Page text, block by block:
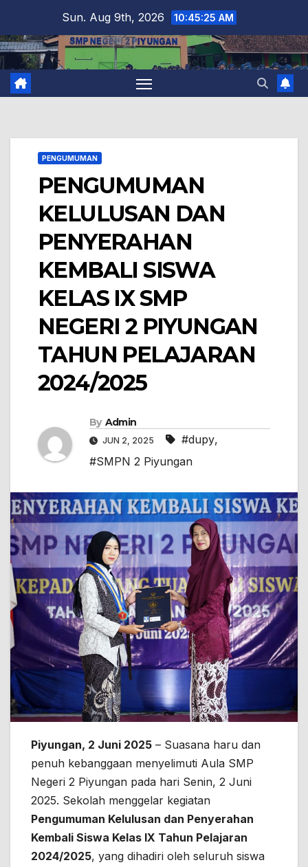
content
Sun. Aug 9th, 2026 10:45:26 AM
PENGUMUMAN
PENGUMUMAN
KELULUSAN DAN
PENYERAHAN
KEMBALI SISWA
KELAS IX SMP
NEGERI 2 PIYUNGAN
TAHUN PELAJARAN
2024/2025
By Admin
JUN 2, 2025 #dupy,
#SMPN 2 Piyungan
Piyungan, 2 Juni 2025 – Suasana haru dan
penuh kebanggaan menyelimuti Aula SMP
Negeri 2 Piyungan pada hari Senin, 2 Juni
2025. Sekolah menggelar kegiatan
Pengumuman Kelulusan dan Penyerahan
Kembali Siswa Kelas IX Tahun Pelajaran
2024/2025, yang dihadiri oleh seluruh siswa